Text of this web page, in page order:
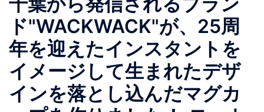
ュ
ー
ド"WACKWACK"が、25周
年を迎えたインスタントを
イメージして生まれたデザ
インを落とし込んだマグカ